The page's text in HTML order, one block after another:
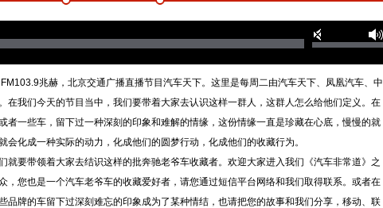
兆赫，北京交通广播直播节目汽车天下。这里是每周二由汽车天下、凤凰汽车、中
在我们今天的节目当中，我们要带着大家去认识这样一群人，这群人怎么给他们定义。在
者一些车，留下过一种深刻的印象和难解的情缘，这份情缘一直是珍藏在心底，慢慢的就
会化成一种实际的动力，化成他们的圆梦行动，化成他们的收藏行为。
就要带领着大家去结识这样的批奔驰老爷车收藏者。欢迎大家进入我们《汽车非常道》之
，您也是一个汽车老爷车的收藏爱好者，请您通过短信平台网络和我们取得联系。或者在
品牌的车留下过深刻难忘的印象成为了某种情结，也请把您的故事和我们分享，移动、联